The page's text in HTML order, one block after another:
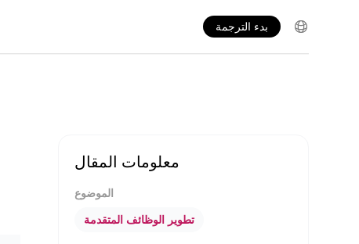
بدء الترجمة
معلومات المقال
الموضوع
تطوير الوظائف المتقدمة